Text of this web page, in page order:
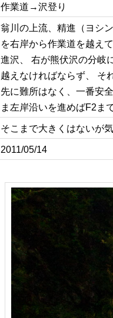
作業道→沢登り
翁川の上流、精進（ヨシ
を右岸から作業道を越え
進沢、 右が熊伏沢の分岐
越えなければならず、 そ
先に難所はなく、一番安
ま左岸沿いを進めばF2ま
そこまで大きくはないが
2011/05/14